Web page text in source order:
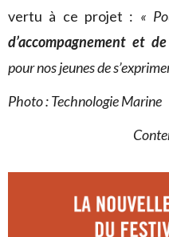
vertu à ce projet : «
d’accompagnement et
pour nos jeunes de
Photo : Technologie Marine